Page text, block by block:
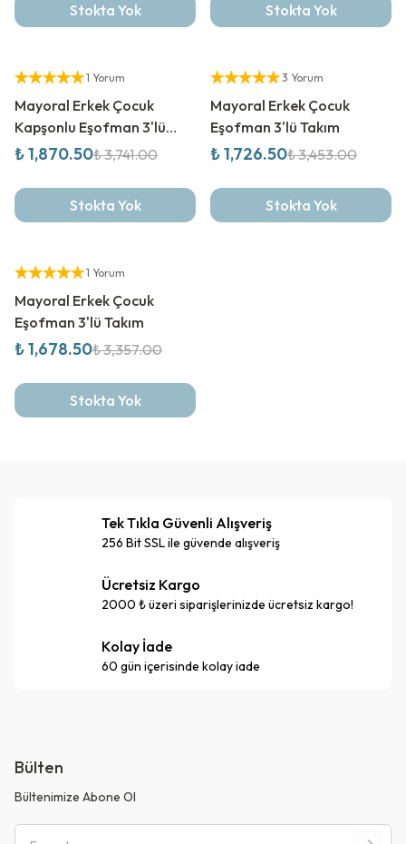
Stokta Yok Stokta Yok
Yetkili Satıcı
1 Yorum
Mayoral Erkek Çocuk
Kapşonlu Eşofman 3'lü
Takım
₺ 1,870.50₺ 3,741.00
Stokta Yok
Yetkili Satıcı
3 Yorum
Mayoral Erkek Çocuk
Eşofman 3'lü Takım
₺ 1,726.50₺ 3,453.00
Stokta Yok
Yetkili Satıcı
1 Yorum
Mayoral Erkek Çocuk
Eşofman 3'lü Takım
₺ 1,678.50₺ 3,357.00
Stokta Yok
Tek Tıkla Güvenli Alışveriş
256 Bit SSL ile güvende alışveriş
Ücretsiz Kargo
2000 ₺ üzeri siparişlerinizde ücretsiz kargo!
Kolay İade
60 gün içerisinde kolay iade
Bülten
Bültenimize Abone Ol